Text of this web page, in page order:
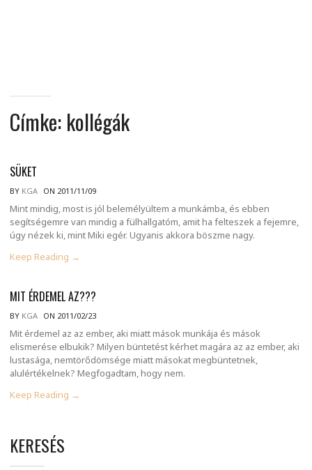
Címke: kollégák
SÜKET
BY KGA ON 2011/11/09
Mint mindig, most is jól belemélyültem a munkámba, és ebben
segítségemre van mindig a fülhallgatóm, amit ha felteszek a fejemre,
úgy nézek ki, mint Miki egér. Ugyanis akkora böszme nagy.
Keep Reading →
MIT ÉRDEMEL AZ???
BY KGA ON 2011/02/23
Mit érdemel az az ember, aki miatt mások munkája és mások
elismerése elbukik? Milyen büntetést kérhet magára az az ember, aki
lustasága, nemtörődömsége miatt másokat megbüntetnek,
alulértékelnek? Megfogadtam, hogy nem.
Keep Reading →
KERESÉS